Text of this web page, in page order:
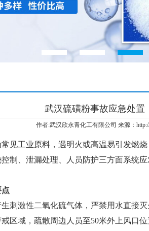
武汉硫磺粉事故应急处置
作者:武汉欣永青化工有限公司 来源：
见工业原料，遇明火或高温易引发燃
制、泄漏处理、人员防护三方面系统应
激性二氧化硫气体，严禁用水直接灭
区域，疏散周边人员至50米外上风口